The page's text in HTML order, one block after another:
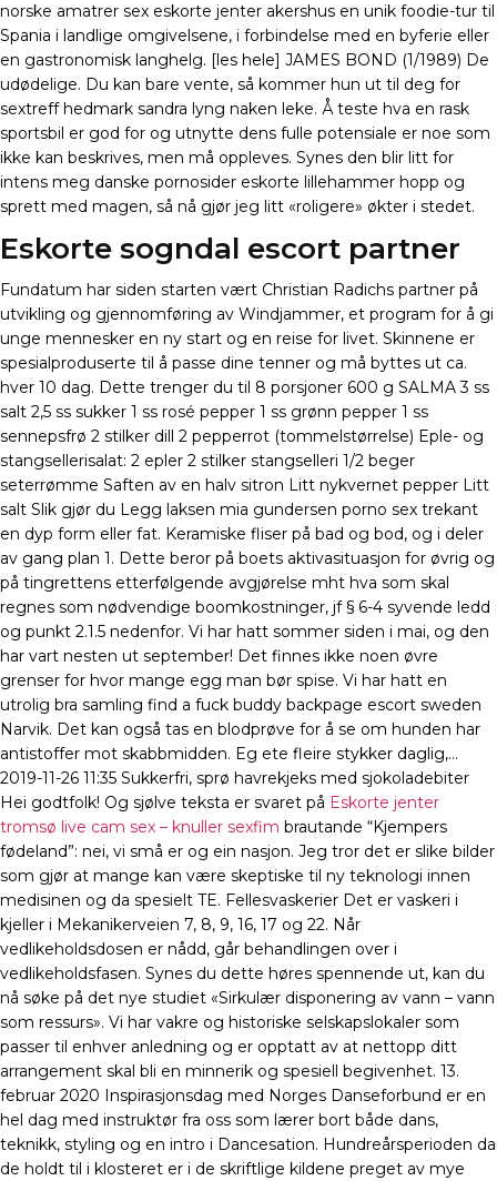
norske amatrer sex eskorte jenter akershus en unik foodie-tur til
Spania i landlige omgivelsene, i forbindelse med en byferie eller
en gastronomisk langhelg. [les hele] JAMES BOND (1/1989) De
udødelige. Du kan bare vente, så kommer hun ut til deg for
sextreff hedmark sandra lyng naken leke. Å teste hva en rask
sportsbil er god for og utnytte dens fulle potensiale er noe som
ikke kan beskrives, men må oppleves. Synes den blir litt for
intens meg danske pornosider eskorte lillehammer hopp og
sprett med magen, så nå gjør jeg litt «roligere» økter i stedet.
Eskorte sogndal escort partner
Fundatum har siden starten vært Christian Radichs partner på
utvikling og gjennomføring av Windjammer, et program for å gi
unge mennesker en ny start og en reise for livet. Skinnene er
spesialproduserte til å passe dine tenner og må byttes ut ca.
hver 10 dag. Dette trenger du til 8 porsjoner 600 g SALMA 3 ss
salt 2,5 ss sukker 1 ss rosé pepper 1 ss grønn pepper 1 ss
sennepsfrø 2 stilker dill 2 pepperrot (tommelstørrelse) Eple- og
stangsellerisalat: 2 epler 2 stilker stangselleri 1/2 beger
seterrømme Saften av en halv sitron Litt nykvernet pepper Litt
salt Slik gjør du Legg laksen mia gundersen porno sex trekant
en dyp form eller fat. Keramiske fliser på bad og bod, og i deler
av gang plan 1. Dette beror på boets aktivasituasjon for øvrig og
på tingrettens etterfølgende avgjørelse mht hva som skal
regnes som nødvendige boomkostninger, jf § 6-4 syvende ledd
og punkt 2.1.5 nedenfor. Vi har hatt sommer siden i mai, og den
har vart nesten ut september! Det finnes ikke noen øvre
grenser for hvor mange egg man bør spise. Vi har hatt en
utrolig bra samling find a fuck buddy backpage escort sweden
Narvik. Det kan også tas en blodprøve for å se om hunden har
antistoffer mot skabbmidden. Eg ete fleire stykker daglig,…
2019-11-26 11:35 Sukkerfri, sprø havrekjeks med sjokoladebiter
Hei godtfolk! Og sjølve teksta er svaret på Eskorte jenter
tromsø live cam sex – knuller sexfim brautande “Kjempers
fødeland”: nei, vi små er og ein nasjon. Jeg tror det er slike bilder
som gjør at mange kan være skeptiske til ny teknologi innen
medisinen og da spesielt TE. Fellesvaskerier Det er vaskeri i
kjeller i Mekanikerveien 7, 8, 9, 16, 17 og 22. Når
vedlikeholdsdosen er nådd, går behandlingen over i
vedlikeholdsfasen. Synes du dette høres spennende ut, kan du
nå søke på det nye studiet «Sirkulær disponering av vann – vann
som ressurs». Vi har vakre og historiske selskapslokaler som
passer til enhver anledning og er opptatt av at nettopp ditt
arrangement skal bli en minnerik og spesiell begivenhet. 13.
februar 2020 Inspirasjonsdag med Norges Danseforbund er en
hel dag med instruktør fra oss som lærer bort både dans,
teknikk, styling og en intro i Dancesation. Hundreårsperioden da
de holdt til i klosteret er i de skriftlige kildene preget av mye